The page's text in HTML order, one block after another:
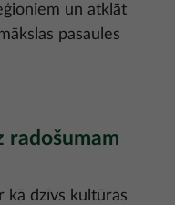
un atklāt
pasaules
radošumam
kā dzīvs kultūras